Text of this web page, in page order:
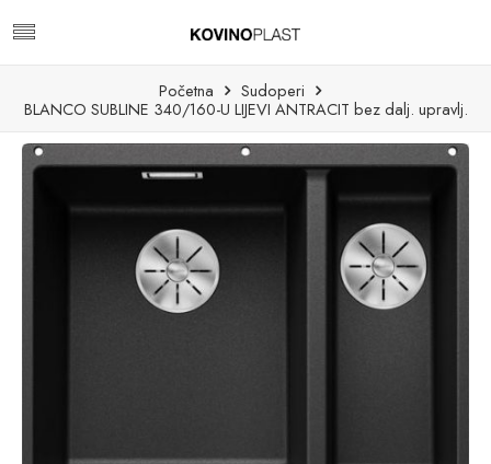
Početna
Sudoperi
BLANCO SUBLINE 340/160-U LIJEVI ANTRACIT bez dalj. upravlj.